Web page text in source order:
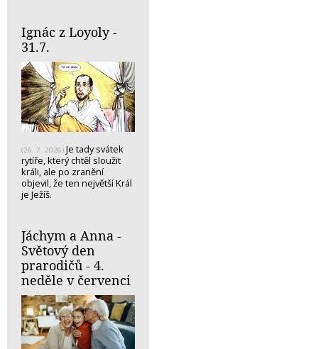
Ignác z Loyoly -
31.7.
(26. 7. 2026) Je tady svátek
rytíře, který chtěl sloužit
králi, ale po zranění
objevil, že ten největší Král
je Ježíš.
Jáchym a Anna -
Světový den
prarodičů - 4.
neděle v červenci